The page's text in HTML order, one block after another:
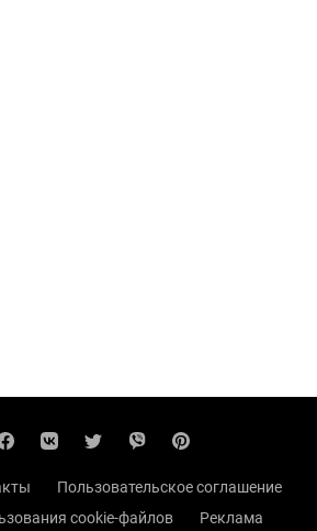
Пользовательское соглашение
cookie-файлов
Реклама